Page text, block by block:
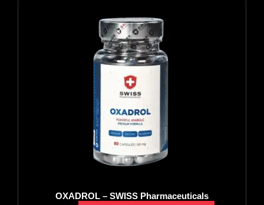
OXADROL – SWISS Pharmaceuticals